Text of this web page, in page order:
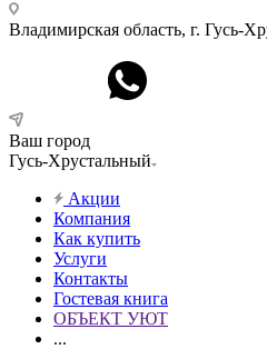
Владимирская область, г. Гусь-
Ваш город
Гусь-Хрустальный
Акции
Компания
Как купить
Услуги
Контакты
Гостевая книга
ОБЪЕКТ УЮТ
...